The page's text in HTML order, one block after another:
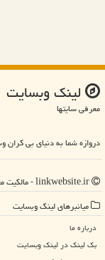
لینك وبسایت
معرفی سایتها
دروازه شما به دنیای بی کران
میانبرهای لینك وبسایت
درباره ما
بک لینک در لینك وبسایت